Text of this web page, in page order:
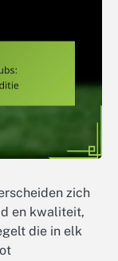
zich
en kwaliteit,
die in elk